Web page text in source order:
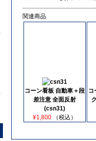
関連商品
コーン看板 自動車＋段
差注意 全面反射
(csn31)
¥1,800
（税込）
コ